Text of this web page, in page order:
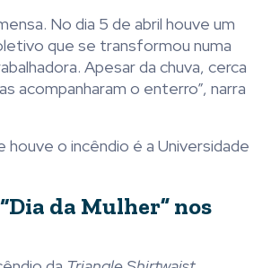
No dia 5 de abril houve um
que se transformou numa
Apesar da chuva, cerca
acompanharam o enterro”, narra
houve o incêndio é a Universidade
da Mulher” nos